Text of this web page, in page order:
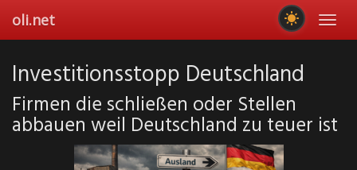
main
oli.net
Investitionsstopp Deutschland
Firmen die schließen oder Stellen
abbauen weil Deutschland zu teuer ist